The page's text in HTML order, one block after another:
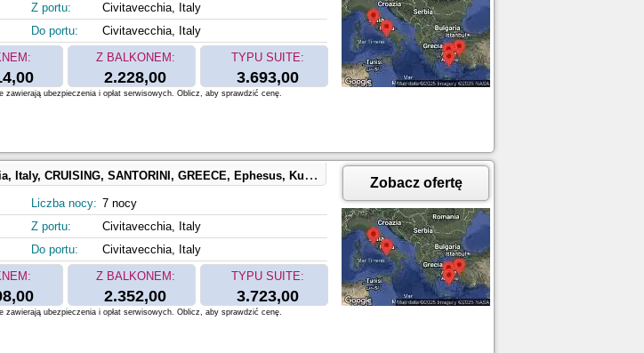
Z portu:
Civitavecchia, Italy
Do portu:
Civitavecchia, Italy
Z BALKONEM:
2.228,00
TYPU SUITE:
3.693,00
zawierają ubezpieczenia i opłat serwisowych. Oblicz, aby sprawdzić cenę.
SANTORINI, GREECE, Ephesus, Kusadasi, Turkey, MYKONOS, GREECE, Naples, Capri, Italy
Liczba nocy: 7 nocy
Z portu:
Civitavecchia, Italy
Do portu:
Civitavecchia, Italy
Z BALKONEM:
2.352,00
TYPU SUITE:
3.723,00
Zobacz ofertę
zawierają ubezpieczenia i opłat serwisowych. Oblicz, aby sprawdzić cenę.